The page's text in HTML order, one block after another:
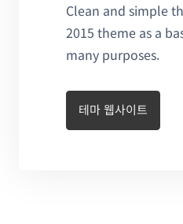
Clean and simple
2015 theme as a
many purposes.
테마 웹사이트